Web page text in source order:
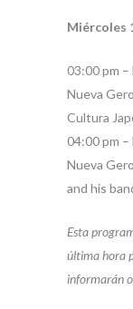
Miércoles
03:00 pm
Nueva
Cultura
04:00 pm
Nueva
and his
Esta
última hora
informarán